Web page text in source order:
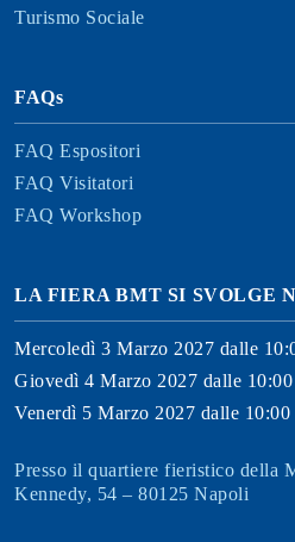
Turismo Sociale
FAQs
FAQ Espositori
FAQ Visitatori
FAQ Workshop
LA FIERA BMT SI SVOLGE
Mercoledì 3 Marzo 2027 dalle
Giovedì 4 Marzo 2027 dalle
Venerdì 5 Marzo 2027 dalle 10:00
Presso il quartiere fieristico della
Kennedy, 54 – 80125 Napoli